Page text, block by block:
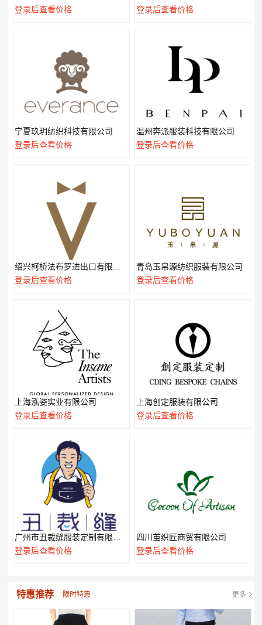
登录后查看价格
登录后查看价格
宁夏玖玥纺织科技有限公司
登录后查看价格
温州奔派服装科技有限公司
登录后查看价格
绍兴柯桥法布罗进出口有限公司
登录后查看价格
青岛玉帛源纺织服装有限公司
登录后查看价格
上海泓姿实业有限公司
登录后查看价格
上海创定服装有限公司
登录后查看价格
广州市丑裁缝服装定制有限公司
登录后查看价格
四川茧织匠商贸有限公司
登录后查看价格
特惠推荐 限时特惠 更多